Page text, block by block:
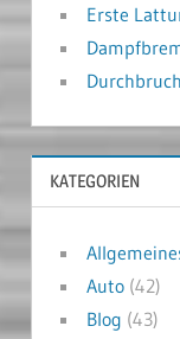
Erste
KATEGORIEN
Auto(42)
Blog (43)